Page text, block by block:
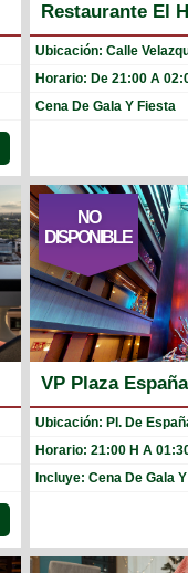
Restaurante El
Ubicación: Calle
Horario: De 21:00 A
Cena De Gala Y Fiesta
NO
DISPONIBLE
VP Plaza
Ubicación: Pl. De
Horario: 21:00 H A
Incluye: Cena De Gala